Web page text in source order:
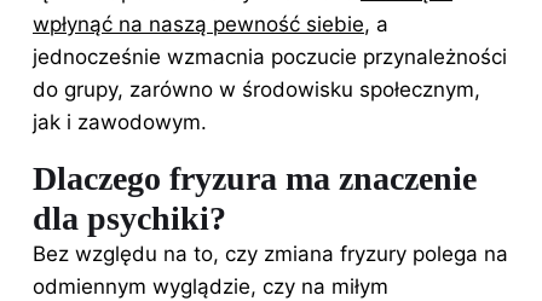
wpłynąć na naszą pewność siebie, a
jednocześnie wzmacnia poczucie przynależności
do grupy, zarówno w środowisku społecznym,
jak i zawodowym.
Dlaczego fryzura ma znaczenie
dla psychiki?
Bez względu na to, czy zmiana fryzury polega na
odmiennym wyglądzie, czy na miłym